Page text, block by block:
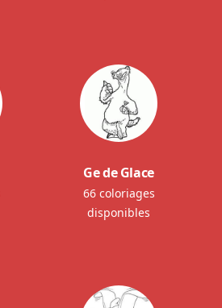
Ge de Glace
66 coloriages
disponibles